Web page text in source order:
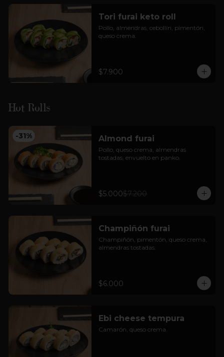
Tori furai keto roll
Pollo, almendras, cebollín, pimentón,
queso crema.
$7.900
Hot Rolls
-31% Almond furai
Pollo, queso crema, almendras
tostadas, envuelto en panko.
$5.000$7.200
Champiñón furai
Champiñón, pimentón, queso crema,
almendras tostadas.
$6.000
Ebi cheese tempura
Camarón, queso crema.